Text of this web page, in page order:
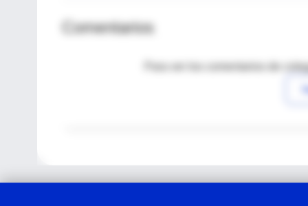
Comentarios
Para ver los comentarios de